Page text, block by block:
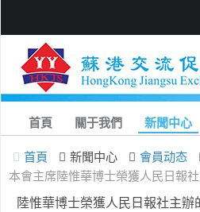
首頁 關于我們 新聞中心
首頁 新聞中心
會員动态
本會主席陸惟華博士榮獲人民日報
陸惟華博士榮獲人民日報社主